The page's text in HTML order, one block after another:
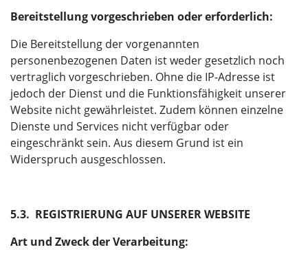
Bereitstellung vorgeschrieben oder erforderlich:
Die Bereitstellung der vorgenannten
personenbezogenen Daten ist weder gesetzlich noch
vertraglich vorgeschrieben. Ohne die IP-Adresse ist
jedoch der Dienst und die Funktionsfähigkeit unserer
Website nicht gewährleistet. Zudem können einzelne
Dienste und Services nicht verfügbar oder
eingeschränkt sein. Aus diesem Grund ist ein
Widerspruch ausgeschlossen.
5.3. REGISTRIERUNG AUF UNSERER WEBSITE
Art und Zweck der Verarbeitung: